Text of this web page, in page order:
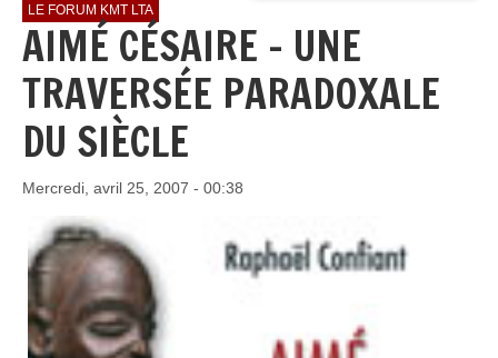
LE FORUM KMT LTA
AIMÉ CÉSAIRE - UNE
TRAVERSÉE PARADOXALE
DU SIÈCLE
Mercredi, avril 25, 2007 - 00:38